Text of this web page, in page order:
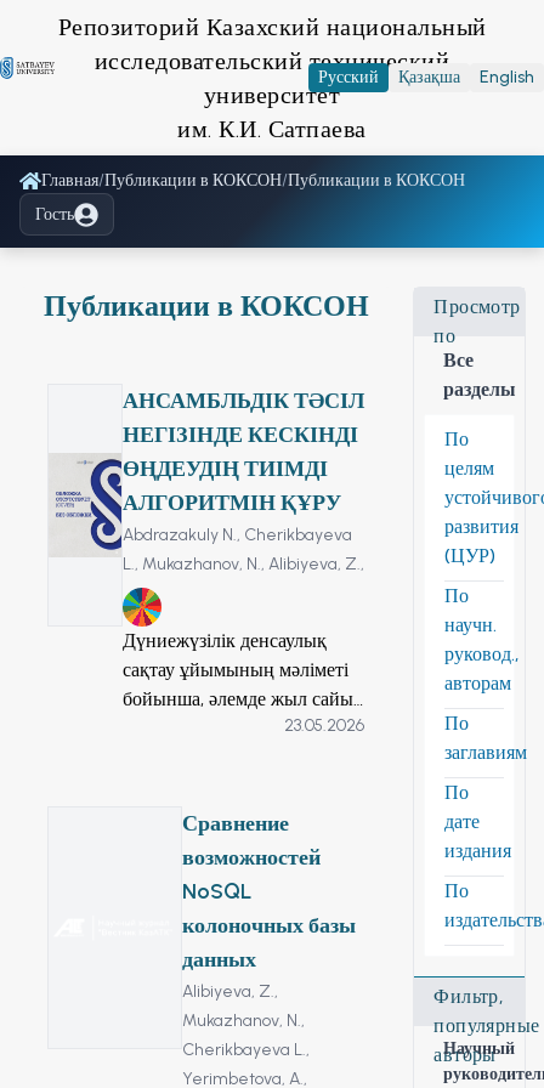
Репозиторий Казахский национальный
исследовательский технический
университет
им. К.И. Сатпаева
Русский Қазақша English
Главная/Публикации в КОКСОН/Публикации в КОКСОН
Гость
Публикации в КОКСОН
АНСАМБЛЬДІК ТӘСІЛ
НЕГІЗІНДЕ КЕСКІНДІ
ӨҢДЕУДІҢ ТИІМДІ
АЛГОРИТМІН ҚҰРУ
Abdrazakuly N., Cherikbayeva
L., Mukazhanov, N.,Alibiyeva, Z.,
9
Дүниежүзілік денсаулық
сақтау ұйымының мәліметі
бойынша, әлемде жыл сайын
17 миллионнан астам адам
олардың жартысы
коронарлық артерия ауруы
болады. Болжамдық
бағалаулар қазіргі өсу
қарқынын сақтай отырып,
ауруларынан болатын өлім-
дүние жүзінде жылына 25
23.05.2026
Сравнение
возможностей
NoSQL
колоночных базы
данных
Alibiyeva, Z.,
Mukazhanov, N.,
Cherikbayeva L.,
Yerimbetova, A.,
Просмотр
по
Все
разделы
По
целям
развития
(ЦУР)
По
научн.
руковод.,
авторам
По
заглавиям
По
дате
издания
По
Фильтр,
популярные
авторы
Научный